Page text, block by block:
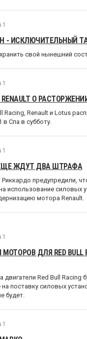
1
- ИСКЛЮЧИТЕЛЬНЫЙ
свой нынешний
1
RENAULT О
Racing, Renault и Lotus
Спа в субботу.
1
ЖДУТ ДВА ШТРАФА
предупредили,
силовых
мотора Renault.
1
ДЛЯ RED BULL
двигатели Red Bull
поставку силовых
будет.
1